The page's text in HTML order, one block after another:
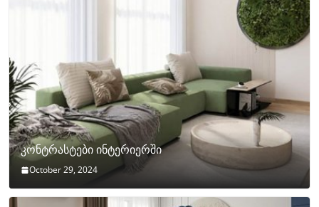
კონტრასტები ინტერიერში
October 29, 2024